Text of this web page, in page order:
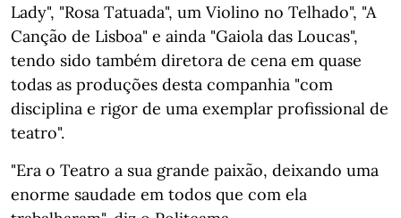
Lady", "Rosa Tatuada", um Violino no Telhado", "A
Canção de Lisboa" e ainda "Gaiola das Loucas",
tendo sido também diretora de cena em quase
todas as produções desta companhia "com
disciplina e rigor de uma exemplar profissional de
teatro".
"Era o Teatro a sua grande paixão, deixando uma
enorme saudade em todos que com ela